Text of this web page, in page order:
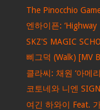
The Pinocchio
엔하이픈:
SKZ'S MAGIC
삐그덕 (Walk) [MV
클라씨: 채원 ‘아메
코토네와 니엔
여긴 하와이 Feat.